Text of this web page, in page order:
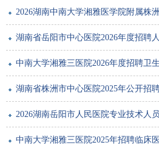
2026湖南中南大学湘雅医学院附属株
湖南省岳阳市中心医院2026年度招聘
中南大学湘雅三医院2026年度招聘卫
湖南省株洲市中心医院2025年公开招
2026湖南岳阳市人民医院专业技术人
中南大学湘雅三医院2025年招聘临床